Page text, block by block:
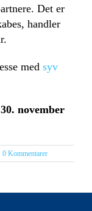
Det er
handler
med syv
november
0 Kommentarer